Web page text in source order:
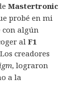
Mastertronic
probé en mi
con algún
alF1
creadores
, lograron
a la